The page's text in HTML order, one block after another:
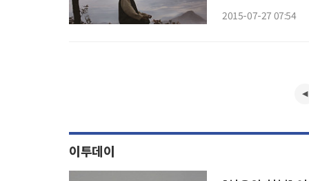
2015-07-27 07:54
이투데이